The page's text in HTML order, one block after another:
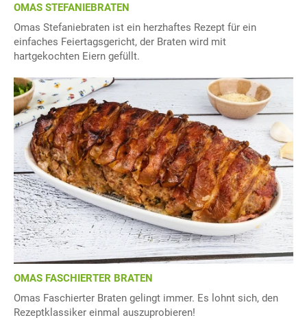
OMAS STEFANIEBRATEN
Omas Stefaniebraten ist ein herzhaftes Rezept für ein
einfaches Feiertagsgericht, der Braten wird mit
hartgekochten Eiern gefüllt.
OMAS FASCHIERTER BRATEN
Omas Faschierter Braten gelingt immer. Es lohnt sich, den
Rezeptklassiker einmal auszuprobieren!